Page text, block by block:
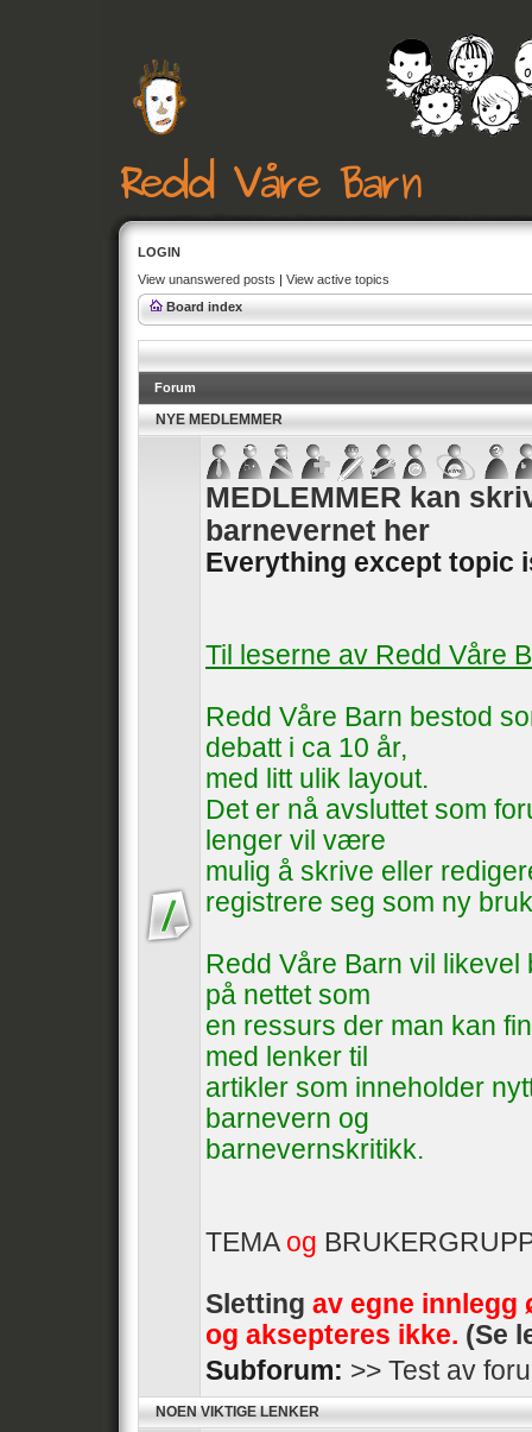
LOGIN
View unanswered posts | View active topics
Board index
Forum
NYE MEDLEMMER
MEDLEMMER kan
barnevernet her
Everything except topic
Til leserne av Redd Våre
Redd Våre Barn bestod
debatt i ca 10 år,
med litt ulik layout.
Det er nå avsluttet som
lenger vil være
mulig å skrive eller
registrere seg som ny
Redd Våre Barn vil
på nettet som
en ressurs der man kan
med lenker til
artikler som inneholder
barnevern og
barnevernskritikk.
TEMAog
Sletting av egne innlegg
og aksepteres ikke. (Se
Subforum: >> Test av
NOEN VIKTIGE LENKER